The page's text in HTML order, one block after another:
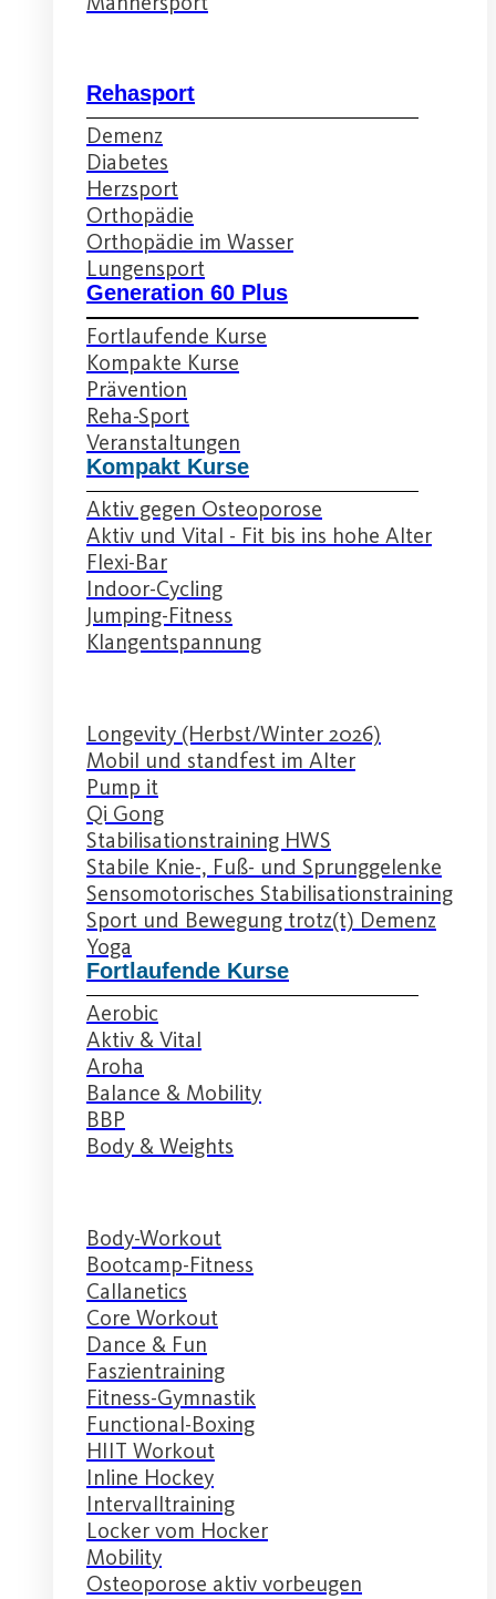
Rehasport
Demenz
Diabetes
Herzsport
Orthopädie
Orthopädie im Wasser
Lungensport
Generation 60 Plus
Fortlaufende Kurse
Kompakte Kurse
Prävention
Reha-Sport
Veranstaltungen
Kompakt Kurse
Aktiv gegen Osteoporose
Aktiv und Vital - Fit bis ins hohe Alter
Flexi-Bar
Indoor-Cycling
Jumping-Fitness
Klangentspannung
Longevity (Herbst/Winter 2026)
Mobil und standfest im Alter
Pump it
Qi Gong
Stabilisationstraining HWS
Stabile Knie-, Fuß- und Sprunggelenke
Sensomotorisches Stabilisationstraining
Sport und Bewegung trotz(t) Demenz
Yoga
Fortlaufende Kurse
Aerobic
Aktiv & Vital
Aroha
Balance & Mobility
BBP
Body & Weights
Body-Workout
Bootcamp-Fitness
Callanetics
Core Workout
Dance & Fun
Faszientraining
Fitness-Gymnastik
Functional-Boxing
HIIT Workout
Inline Hockey
Intervalltraining
Locker vom Hocker
Mobility
Osteoporose aktiv vorbeugen